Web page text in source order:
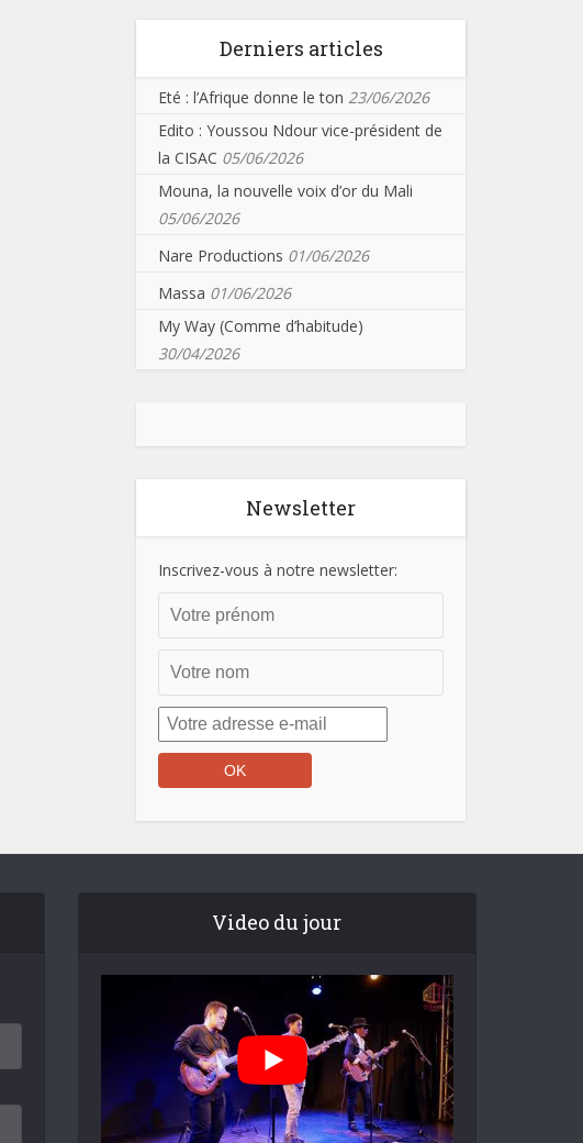
Derniers articles
Eté : l’Afrique donne le ton 23/06/2026
Edito : Youssou Ndour vice-président de
la CISAC 05/06/2026
Mouna, la nouvelle voix d’or du Mali
05/06/2026
Nare Productions 01/06/2026
Massa 01/06/2026
My Way (Comme d’habitude)
30/04/2026
Newsletter
Inscrivez-vous à notre newsletter:
Video du jour